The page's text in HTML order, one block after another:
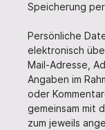
Speicherung
Persönliche
elektronisch
Mail-Adresse,
Angaben im
oder
gemeinsam mit
zum jeweils